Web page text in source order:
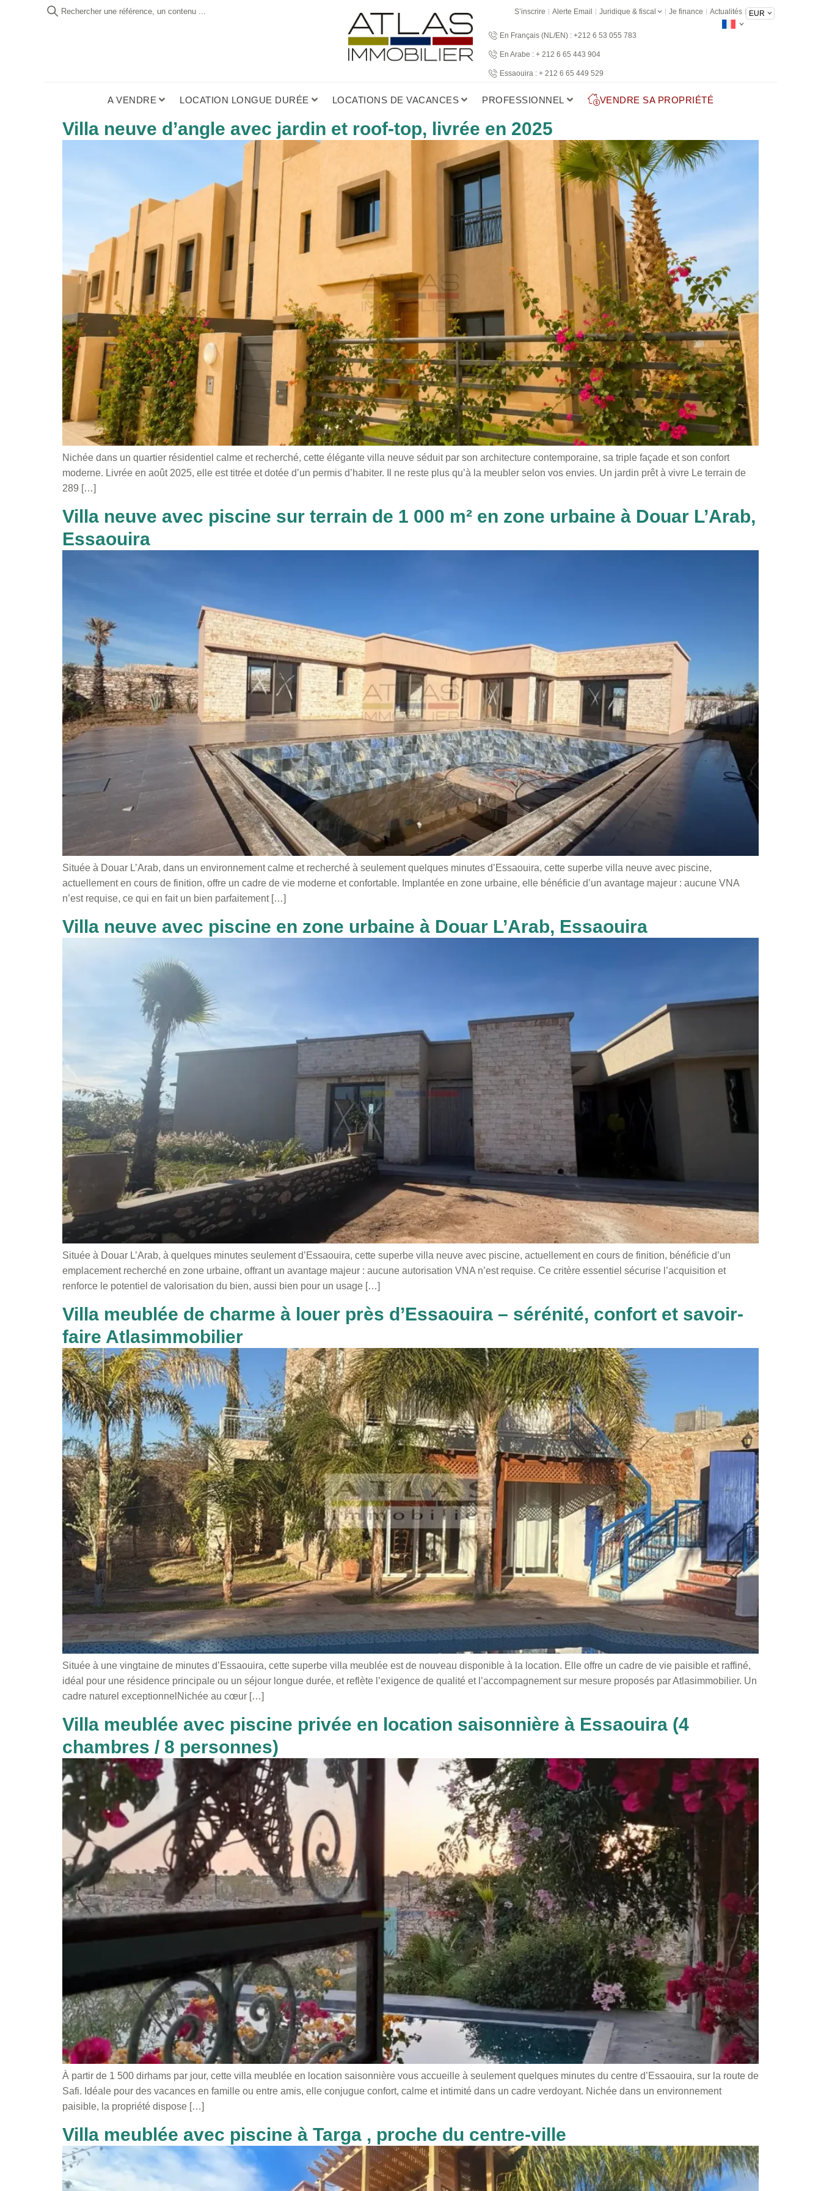
Rechercher une référence, un contenu ... S’inscrire Alerte Email Juridique & fiscal Je finance Actualités
En Français (NL/EN) : +212 6 53 055 783
En Arabe : + 212 6 65 443 904
Essaouira : + 212 6 65 449 529
A VENDRE LOCATION LONGUE DURÉE LOCATIONS DE VACANCES PROFESSIONNEL VENDRE SA PROPRIÉTÉ
Villa neuve d’angle avec jardin et roof-top, livrée en 2025
Nichée dans un quartier résidentiel calme et recherché, cette élégante villa neuve séduit par son architecture contemporaine, sa triple façade et son confort
moderne. Livrée en août 2025, elle est titrée et dotée d’un permis d’habiter. Il ne reste plus qu’à la meubler selon vos envies. Un jardin prêt à vivre Le terrain de
289 […]
Villa neuve avec piscine sur terrain de 1 000 m² en zone urbaine à Douar L’Arab,
Essaouira
Située à Douar L’Arab, dans un environnement calme et recherché à seulement quelques minutes d’Essaouira, cette superbe villa neuve avec piscine,
actuellement en cours de finition, offre un cadre de vie moderne et confortable. Implantée en zone urbaine, elle bénéficie d’un avantage majeur : aucune VNA
n’est requise, ce qui en fait un bien parfaitement […]
Villa neuve avec piscine en zone urbaine à Douar L’Arab, Essaouira
Située à Douar L’Arab, à quelques minutes seulement d’Essaouira, cette superbe villa neuve avec piscine, actuellement en cours de finition, bénéficie d’un
emplacement recherché en zone urbaine, offrant un avantage majeur : aucune autorisation VNA n’est requise. Ce critère essentiel sécurise l’acquisition et
renforce le potentiel de valorisation du bien, aussi bien pour un usage […]
Villa meublée de charme à louer près d’Essaouira – sérénité, confort et savoir-
faire Atlasimmobilier
Située à une vingtaine de minutes d’Essaouira, cette superbe villa meublée est de nouveau disponible à la location. Elle offre un cadre de vie paisible et raffiné,
idéal pour une résidence principale ou un séjour longue durée, et reflète l’exigence de qualité et l’accompagnement sur mesure proposés par Atlasimmobilier. Un
cadre naturel exceptionnelNichée au cœur […]
Villa meublée avec piscine privée en location saisonnière à Essaouira (4
chambres / 8 personnes)
À partir de 1 500 dirhams par jour, cette villa meublée en location saisonnière vous accueille à seulement quelques minutes du centre d’Essaouira, sur la route de
Safi. Idéale pour des vacances en famille ou entre amis, elle conjugue confort, calme et intimité dans un cadre verdoyant. Nichée dans un environnement
paisible, la propriété dispose […]
Villa meublée avec piscine à Targa , proche du centre-ville